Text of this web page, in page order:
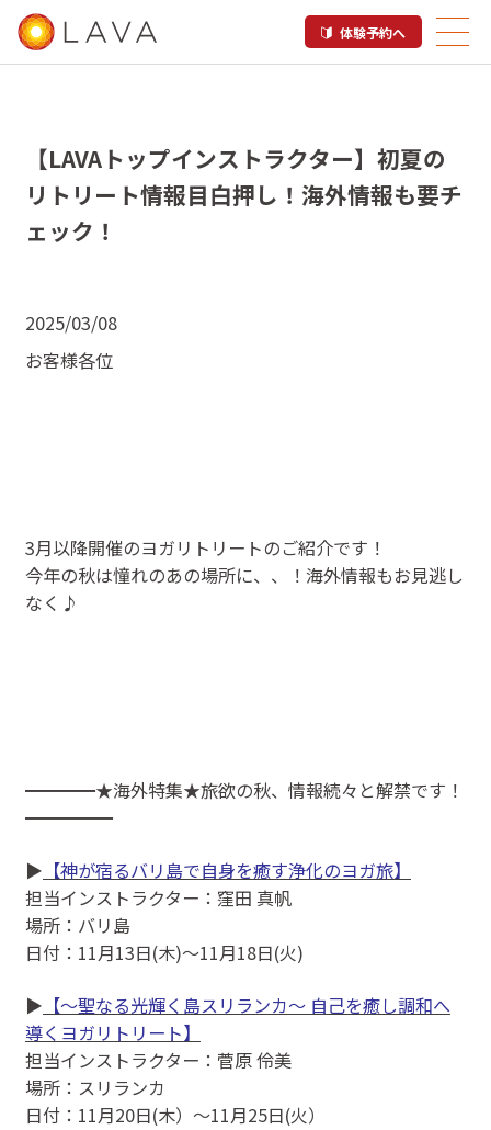
体験予約へ
【LAVAトップインストラクター】初夏の
リトリート情報目白押し！海外情報も要チ
ェック！
2025/03/08
お客様各位
3月以降開催のヨガリトリートのご紹介です！
今年の秋は憧れのあの場所に、、！海外情報もお見逃し
なく♪
━━━━★海外特集★旅欲の秋、情報続々と解禁です！
━━━━━
▶ 【神が宿るバリ島で自身を癒す浄化のヨガ旅】
担当インストラクター：窪田 真帆
場所：バリ島
日付：11月13日(木)～11月18日(火)
▶ 【〜聖なる光輝く島スリランカ〜 自己を癒し調和へ
導くヨガリトリート】
担当インストラクター：菅原 伶美
場所：スリランカ
日付：11月20日(木）～11月25日(火）